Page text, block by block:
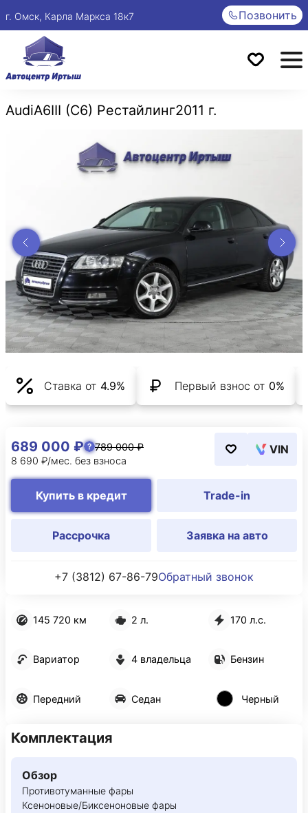
г. Омск, Карла Маркса 18к7 Позвонить
AudiA6III (C6) Рестайлинг2011 г.
Ставка от 4.9% Первый взнос от 0%
145 720 км 2 л. 170 л.с.
Вариатор 4 владельца Бензин
Передний Седан Черный
689 000 ₽
789 000 ₽
8 690 ₽/мес. без взноса
VIN
Купить в кредит Trade-in
Рассрочка Заявка на авто
+7 (3812) 67-86-79Обратный звонок
Комплектация
Обзор
Противотуманные фары
Ксеноновые/Биксеноновые фары